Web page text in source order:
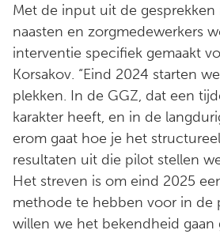
Met de input uit de gesprekken
naasten en zorgmedewerkers
interventie specifiek gemaakt
Korsakov. “Eind 2024 starten
plekken. In de GGZ, dat een
karakter heeft, en in de
erom gaat hoe je het
resultaten uit die pilot stellen
Het streven is om eind 2025
methode te hebben voor in de
willen we het bekendheid gaan